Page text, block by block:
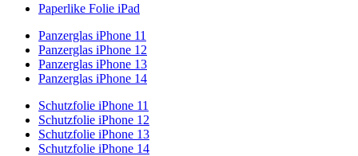
Paperlike Folie iPad
Panzerglas iPhone 11
Panzerglas iPhone 12
Panzerglas iPhone 13
Panzerglas iPhone 14
Schutzfolie iPhone 11
Schutzfolie iPhone 12
Schutzfolie iPhone 13
Schutzfolie iPhone 14